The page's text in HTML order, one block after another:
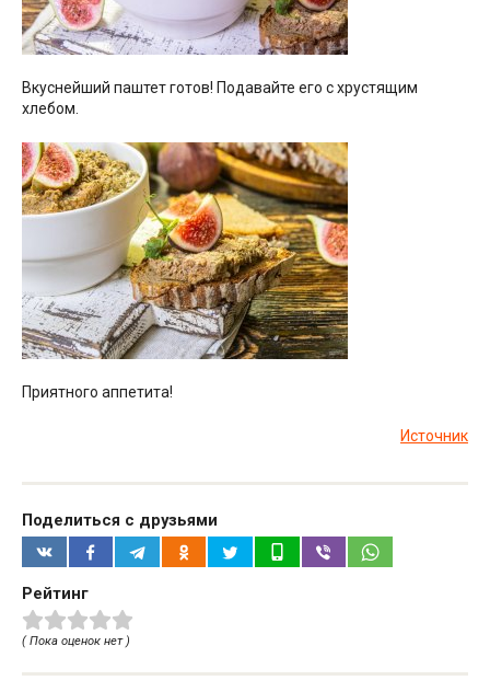
Вкуснейший паштет готов! Подавайте его с хрустящим
хлебом.
Приятного аппетита!
Источник
Поделиться с друзьями
Рейтинг
( Пока оценок нет )